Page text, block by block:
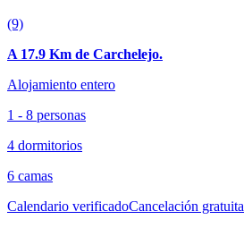
(9)
A 17.9 Km de Carchelejo.
Alojamiento entero
1 - 8 personas
4 dormitorios
6 camas
Calendario verificadoCancelación gratuita